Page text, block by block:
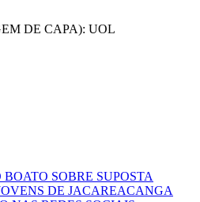
DE CAPA): UOL